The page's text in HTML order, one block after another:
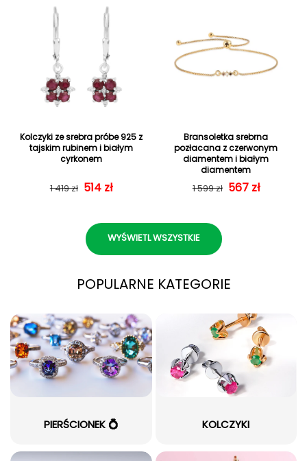
Kolczyki ze srebra próbe 925 z
tajskim rubinem i białym
cyrkonem
Cena regularna
1 419 zł Cena sprzedaży
514 zł
Bransoletka srebrna
pozłacana z czerwonym
diamentem i białym
diamentem
Cena
1 599 zł Cena
567 zł
WYŚWIETL WSZYSTKIE
POPULARNE KATEGORIE
PIERŚCIONEK 💍 KOLCZYKI